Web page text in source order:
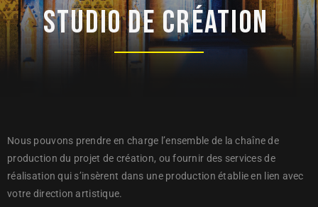
STUDIO DE CRÉATION
Nous pouvons prendre en charge l’ensemble de la chaîne de
production du projet de création, ou fournir des services de
réalisation qui s’insèrent dans une production établie en lien avec
votre direction artistique.